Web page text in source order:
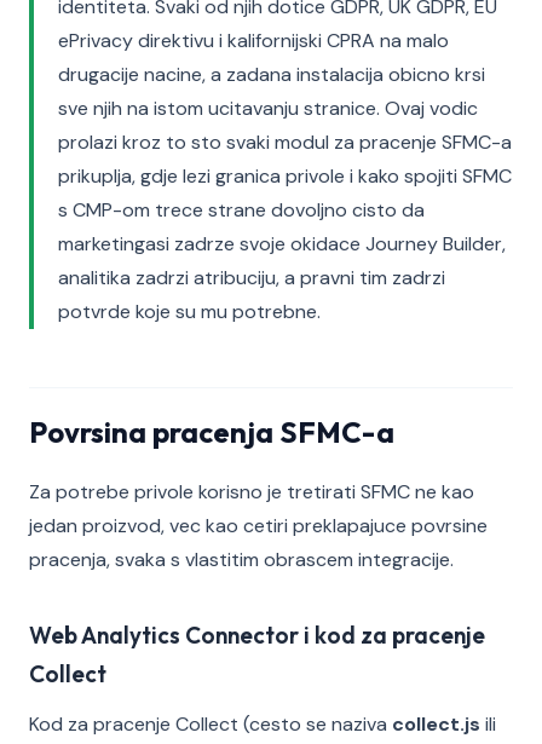
identiteta. Svaki od njih dotice GDPR, UK GDPR, EU
ePrivacy direktivu i kalifornijski CPRA na malo
drugacije nacine, a zadana instalacija obicno krsi
sve njih na istom ucitavanju stranice. Ovaj vodic
prolazi kroz to sto svaki modul za pracenje SFMC-a
prikuplja, gdje lezi granica privole i kako spojiti SFMC
s CMP-om trece strane dovoljno cisto da
marketingasi zadrze svoje okidace Journey Builder,
analitika zadrzi atribuciju, a pravni tim zadrzi
potvrde koje su mu potrebne.
Povrsina pracenja SFMC-a
Za potrebe privole korisno je tretirati SFMC ne kao
jedan proizvod, vec kao cetiri preklapajuce povrsine
pracenja, svaka s vlastitim obrascem integracije.
Web Analytics Connector i kod za pracenje
Collect
Kod za pracenje Collect (cesto se naziva collect.js ili